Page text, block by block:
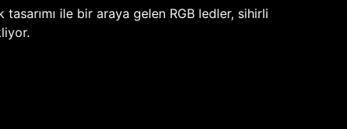
tasarımı ile bir araya gelen RGB ledler, sihirli